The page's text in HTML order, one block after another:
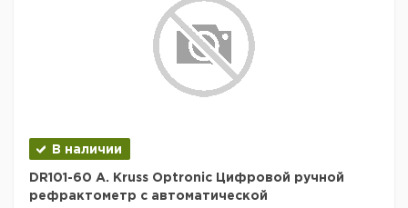
В наличии
DR101-60 A. Kruss Optronic Цифровой ручной
рефрактометр с автоматической